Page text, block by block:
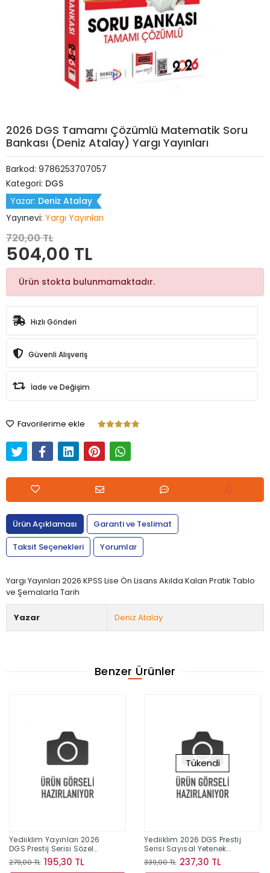
2026 DGS Tamamı Çözümlü Matematik Soru
Bankası (Deniz Atalay) Yargı Yayınları
Barkod: 9786253707057
Kategori: DGS
Yazar: Deniz Atalay
Yayınevi: Yargı Yayınları
720,00 TL
504,00 TL
Ürün stokta bulunmamaktadır.
Hızlı Gönderi
Güvenli Alışveriş
İade ve Değişim
Favorilerime ekle
Ürün Açıklaması
Garanti ve Teslimat
Taksit Seçenekleri
Yorumlar
Yargı Yayınları 2026 KPSS Lise Ön Lisans Akılda Kalan Pratik Tablo
ve Şemalarla Tarih
Yazar Deniz Atalay
Benzer Ürünler
Yediiklim Yayınları 2026
DGS Prestij Serisi Sözel
Yetenek Tamamı
Çözümlü Soru Bankası
279,00 TL 195,30 TL
Tükendi
Yediiklim 2026 DGS Prestij
Serisi Sayısal Yetenek
Tamamı Çözümlü Soru
Bankası
339,00 TL 237,30 TL